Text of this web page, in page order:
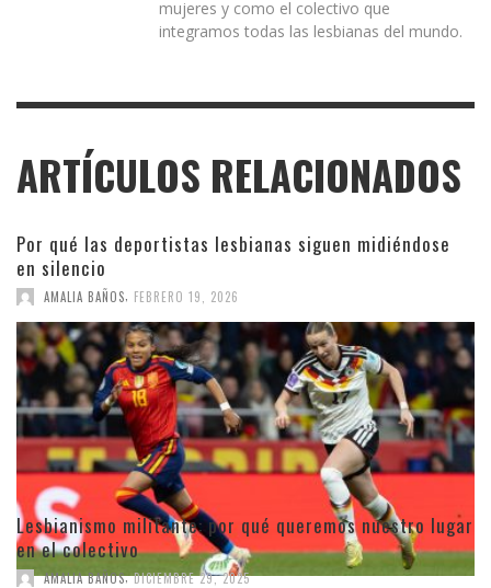
mujeres y como el colectivo que
integramos todas las lesbianas del mundo.
ARTÍCULOS RELACIONADOS
Por qué las deportistas lesbianas siguen midiéndose
en silencio
AMALIA BAÑOS FEBRERO 19, 2026
Lesbianismo militante: por qué queremos nuestro lugar
en el colectivo
AMALIA BAÑOS, DICIEMBRE 29, 2025